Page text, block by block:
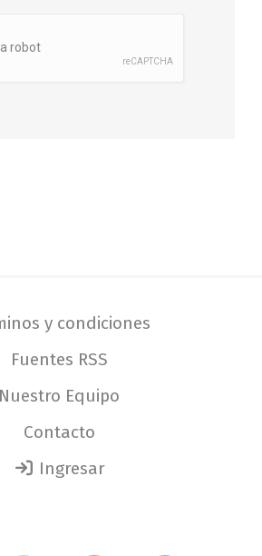
y condiciones
Fuentes RSS
Nuestro Equipo
Contacto
Ingresar